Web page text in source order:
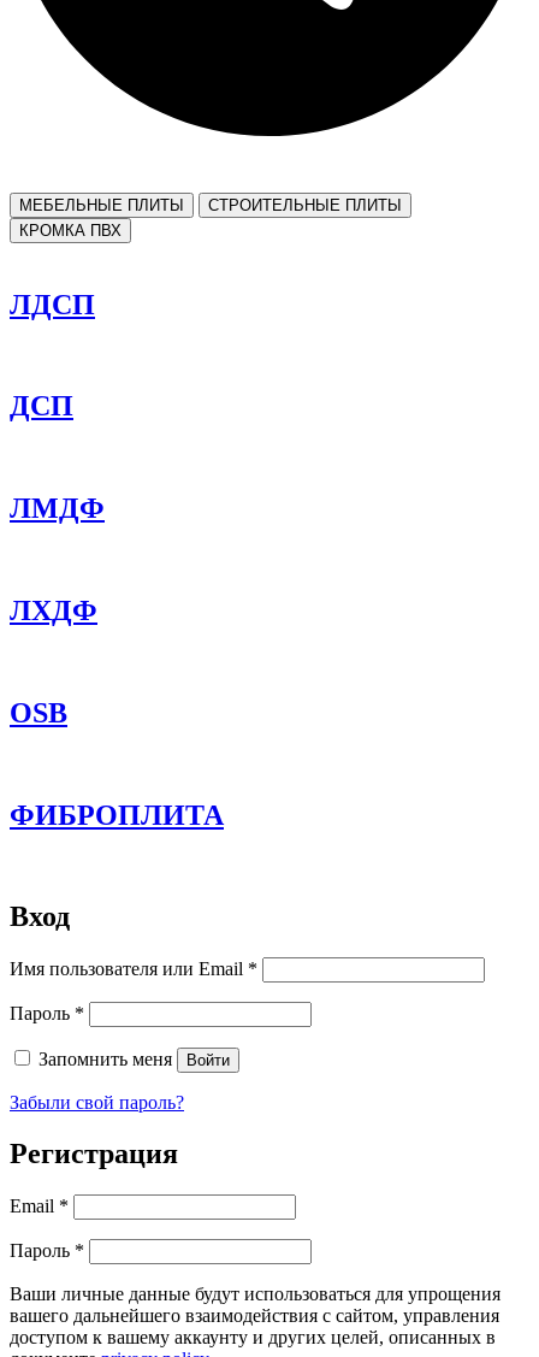
МЕБЕЛЬНЫЕ ПЛИТЫ
СТРОИТЕЛЬНЫЕ ПЛИТЫ
КРОМКА ПВХ
ЛДСП
ДСП
ЛМДФ
ЛХДФ
OSB
ФИБРОПЛИТА
Вход
Имя пользователя или Email *
Пароль *
Запомнить меня Войти
Забыли свой пароль?
Регистрация
Email *
Пароль *
Ваши личные данные будут использоваться для упрощения
вашего дальнейшего взаимодействия с сайтом, управления
доступом к вашему аккаунту и других целей, описанных в